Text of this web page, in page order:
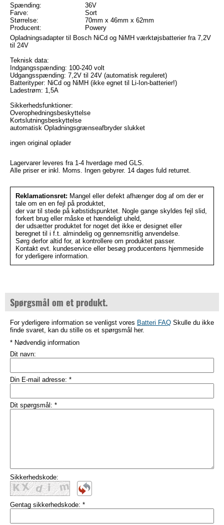
Spænding:
36V
Farve:
Sort
Størrelse:
70mm x 46mm x 62mm
Producent:
Powery
Opladningsadapter til Bosch NiCd og NiMH værktøjsbatterier fra 7,2V
til 24V
Teknisk data:
Indgangsspænding: 100-240 volt
Udgangsspænding: 7,2V til 24V (automatisk reguleret)
Batterityper: NiCd og NiMH (ikke egnet til Li-Ion-batterier!)
Ladestrøm: 1,5A
Sikkerhedsfunktioner:
Overophedningsbeskyttelse
Kortslutningsbeskyttelse
automatisk Opladningsgrænseafbryder slukket
ingen original oplader
Lagervarer leveres fra 1-4 hverdage med GLS.
Alle priser er inkl. Moms. Ingen gebyrer. 14 dages fuld returret.
Reklamationsret: Mangel eller defekt afhænger dog af om der er
tale om en en fejl på produktet,
der var til stede på købstidspunktet. Nogle gange skyldes fejl slid,
forkert brug eller måske et hændeligt uheld,
der udsætter produktet for noget det ikke er designet eller
beregnet til i f.t. almindelig og gennemsnitlig anvendelse.
Sørg derfor altid for, at kontrollere om produktet passer.
Kontakt evt. kundeservice eller besøg producentens hjemmeside
for yderligere information.
Spørgsmål om et produkt.
For yderligere information se venligst vores Batteri FAQ Skulle du ikke
finde svaret, kan du stille os et spørgsmål her.
* Nødvendig information
Dit navn:
Din E-mail adresse: *
Dit spørgsmål: *
Sikkerhedskode:
Gentag sikkerhedskode: *